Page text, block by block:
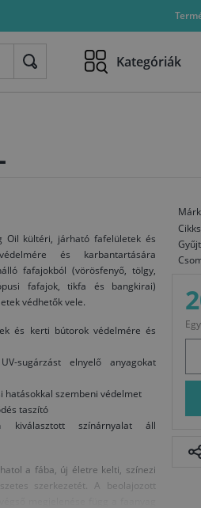
Kategóriák
Oil kültéri, járható fafelületek és
és karbantartására
fafajokból (vörösfenyő, tölgy,
fafajok, tikfa és bangkirai)
védhetők vele.
és kerti bútorok védelmére és
sugárzást elnyelő anyagokat
hatásokkal szembeni védelmet
taszító
színárnyalat áll
a fába, új életre kelti, színezi
szerkezetét. A beolajozott